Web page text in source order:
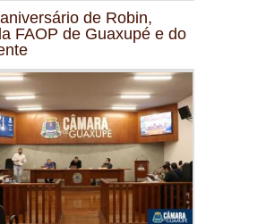
de Robin,
FAOP de Guaxupé e do